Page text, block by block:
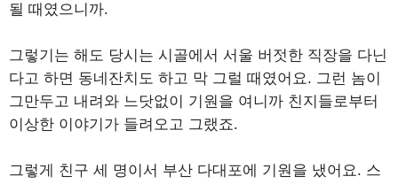
될 때였으니까.
그렇기는 해도 당시는 시골에서 서울 버젓한 직장을 다닌
다고 하면 동네잔치도 하고 막 그럴 때였어요. 그런 놈이
그만두고 내려와 느닷없이 기원을 여니까 친지들로부터
이상한 이야기가 들려오고 그랬죠.
그렇게 친구 세 명이서 부산 다대포에 기원을 냈어요. 스